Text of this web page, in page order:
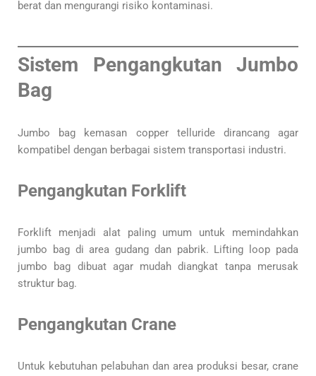
berat dan mengurangi risiko kontaminasi.
Sistem Pengangkutan Jumbo
Bag
Jumbo bag kemasan copper telluride dirancang agar
kompatibel dengan berbagai sistem transportasi industri.
Pengangkutan Forklift
Forklift menjadi alat paling umum untuk memindahkan
jumbo bag di area gudang dan pabrik. Lifting loop pada
jumbo bag dibuat agar mudah diangkat tanpa merusak
struktur bag.
Pengangkutan Crane
Untuk kebutuhan pelabuhan dan area produksi besar, crane